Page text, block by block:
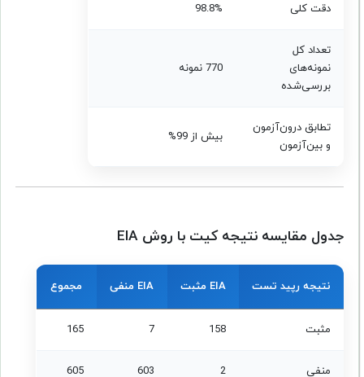
دقت کلی 98.8%
تعداد کل
نمونه‌های
بررسی‌شده
770 نمونه
تطابق درون‌آزمون
و بین‌آزمون
بیش از 99%
جدول مقایسه نتیجه کیت با روش EIA
نتیجه رپید تست EIA مثبت EIA منفی مجموع
مثبت 158
7
165
منفی 2
603
605